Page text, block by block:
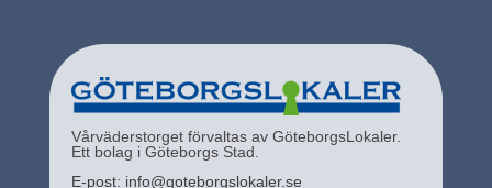
Vårväderstorget förvaltas av GöteborgsLokaler.
Ett bolag i Göteborgs Stad.
E-post: info@goteborgslokaler.se